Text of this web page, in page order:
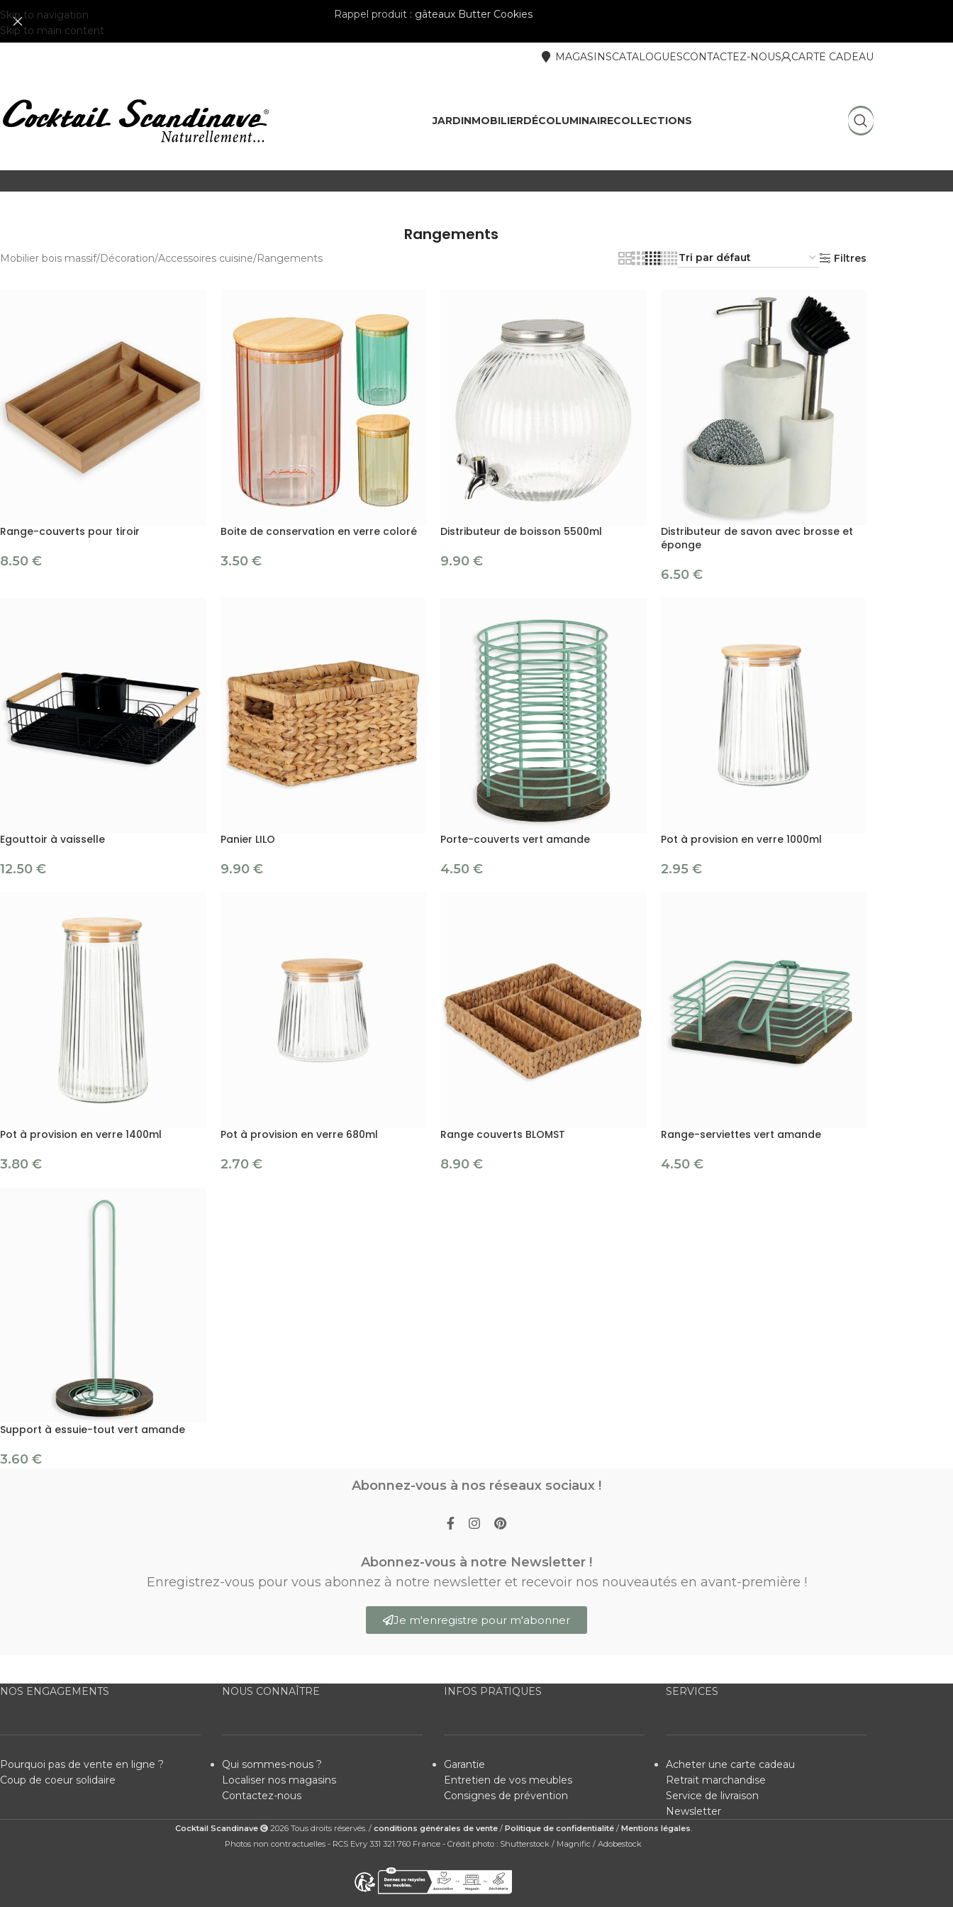
Skip to navigation
Skip to main content
Rappel produit : gâteaux Butter Cookies
MAGASINSCATALOGUESCONTACTEZ-NOUS CARTE CADEAU
JARDINMOBILIERDÉCOLUMINAIRECOLLECTIONS
Rangements
Mobilier bois massif Décoration Accessoires cuisine Rangements Filtres
Range-couverts pour tiroir
8.50 €
Boite de conservation en verre coloré
3.50 €
Distributeur de boisson 5500ml
9.90 €
Distributeur de savon avec brosse et
éponge
6.50 €
Egouttoir à vaisselle
12.50 €
Panier LILO
9.90 €
Porte-couverts vert amande
4.50 €
Pot à provision en verre 1000ml
2.95 €
Pot à provision en verre 1400ml
3.80 €
Pot à provision en verre 680ml
2.70 €
Range couverts BLOMST
8.90 €
Range-serviettes vert amande
4.50 €
Support à essuie-tout vert amande
3.60 €
Abonnez-vous à nos réseaux sociaux !
Abonnez-vous à notre Newsletter !
Enregistrez-vous pour vous abonnez à notre newsletter et recevoir nos nouveautés en avant-première !
Je m'enregistre pour m'abonner
NOS ENGAGEMENTS
Pourquoi pas de vente en ligne ?
Coup de coeur solidaire
NOUS CONNAÎTRE
Qui sommes-nous ?
Localiser nos magasins
Contactez-nous
INFOS PRATIQUES
Garantie
Entretien de vos meubles
Consignes de prévention
SERVICES
Acheter une carte cadeau
Retrait marchandise
Service de livraison
Newsletter
Cocktail Scandinave 2026 Tous droits réservés. / conditions générales de vente/ Politique de confidentialité/ Mentions légales.
Photos non contractuelles - RCS Evry 331 321 760 France - Crédit photo : Shutterstock / Magnific / Adobestock